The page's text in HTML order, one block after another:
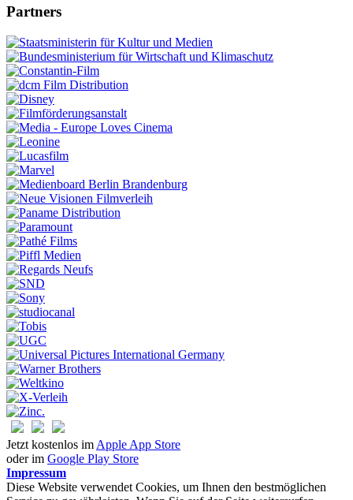
Partners
Jetzt kostenlos im Apple App Store
oder im Google Play Store
Impressum
Diese Website verwendet Cookies, um Ihnen den bestmöglichen